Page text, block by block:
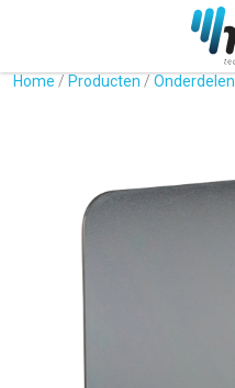
Home / Producten / Onderdelen